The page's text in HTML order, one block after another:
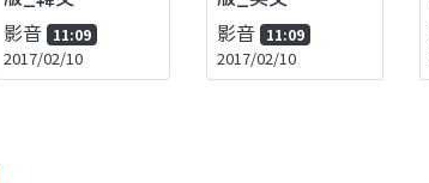
影音 11:09
2017/02/10
影音 11:09
2017/02/10